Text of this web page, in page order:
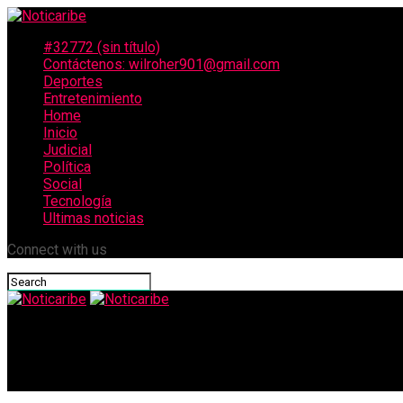
#32772 (sin título)
Contáctenos: wilroher901@gmail.com
Deportes
Entretenimiento
Home
Inicio
Judicial
Política
Social
Tecnología
Ultimas noticias
Connect with us